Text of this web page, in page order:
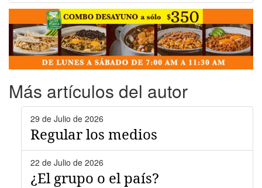
Más artículos del autor
29 de Julio de 2026
Regular los medios
22 de Julio de 2026
¿El grupo o el país?